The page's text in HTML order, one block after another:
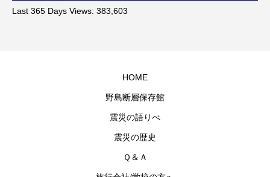
Last 365 Days Views: 383,603
HOME
野島断層保存館
震災の語りべ
震災の歴史
Ｑ＆Ａ